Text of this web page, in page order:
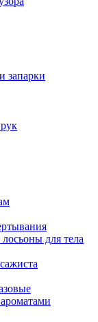
запарки
для тела